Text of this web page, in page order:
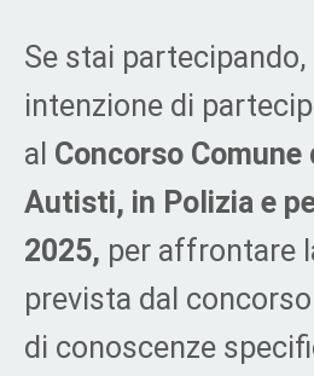
Se stai partecipando,
intenzione di
al Concorso Comune
Autisti, in Polizia e
2025, per affrontare
prevista dal
di conoscenze